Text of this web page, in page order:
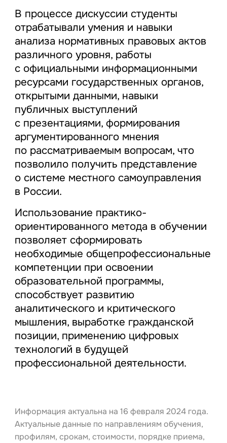
В процессе дискуссии студенты
отрабатывали умения и навыки
анализа нормативных правовых актов
различного уровня, работы
с официальными информационными
ресурсами государственных органов,
открытыми данными, навыки
публичных выступлений
с презентациями, формирования
аргументированного мнения
по рассматриваемым вопросам, что
позволило получить представление
о системе местного самоуправления
в России.
Использование практико-
ориентированного метода в обучении
позволяет сформировать
необходимые общепрофессиональные
компетенции при освоении
образовательной программы,
способствует развитию
аналитического и критического
мышления, выработке гражданской
позиции, применению цифровых
технологий в будущей
профессиональной деятельности.
Информация актуальна на 16 февраля 2024 года.
Актуальные данные по направлениям обучения,
профилям, срокам, стоимости, порядке приема,